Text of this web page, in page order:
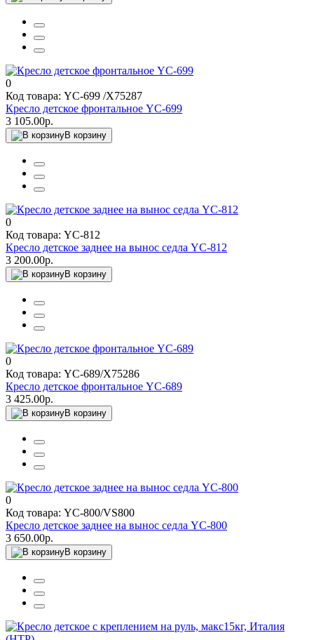
0
Код товара: YC-699 /Х75287
Кресло детское фронтальное YC-699
3 105.00р.
В корзину
0
Код товара: YC-812
Кресло детское заднее на вынос седла YC-812
3 200.00р.
В корзину
0
Код товара: YC-689/X75286
Кресло детское фронтальное YC-689
3 425.00р.
В корзину
0
Код товара: YC-800/VS800
Кресло детское заднее на вынос седла YC-800
3 650.00р.
В корзину